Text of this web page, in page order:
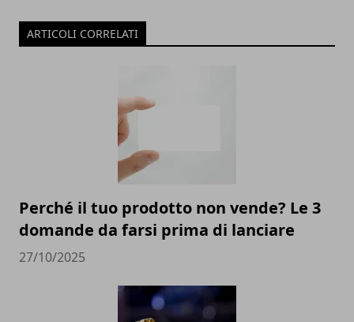
ARTICOLI CORRELATI
Perché il tuo prodotto non vende? Le 3
domande da farsi prima di lanciare
27/10/2025